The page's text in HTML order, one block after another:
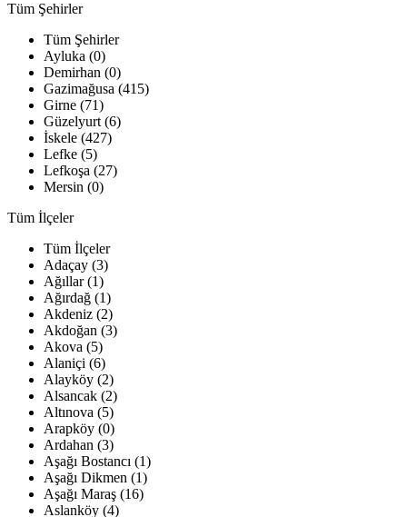
Tüm Şehirler
Tüm Şehirler
Ayluka (0)
Demirhan (0)
Gazimağusa (415)
Girne (71)
Güzelyurt (6)
İskele (427)
Lefke (5)
Lefkoşa (27)
Mersin (0)
Tüm İlçeler
Tüm İlçeler
Adaçay (3)
Ağıllar (1)
Ağırdağ (1)
Akdeniz (2)
Akdoğan (3)
Akova (5)
Alaniçi (6)
Alayköy (2)
Alsancak (2)
Altınova (5)
Arapköy (0)
Ardahan (3)
Aşağı Bostancı (1)
Aşağı Dikmen (1)
Aşağı Maraş (16)
Aslanköy (4)